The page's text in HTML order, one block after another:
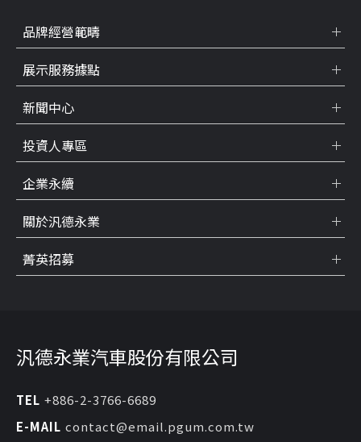
汎德永業汽車股份有限公司
TEL +886-2-3766-6689
E-MAIL contact@email.pgum.com.tw
品牌經營範疇
展示服務據點
新聞中心
投資人專區
企業永續
關於汎德永業
菁英招募